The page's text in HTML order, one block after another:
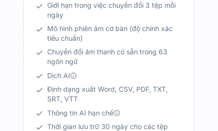
Giới hạn trong việc chuyển đổi 3 tệp mỗi
ngày
Mô hình phiên âm cơ bản (độ chính xác
tiêu chuẩn)
Chuyển đổi âm thanh có sẵn trong 63
ngôn ngữ
Dịch AI
Định dạng xuất Word, CSV, PDF, TXT,
SRT, VTT
Thông tin AI hạn chế
Thời gian lưu trữ 30 ngày cho các tệp